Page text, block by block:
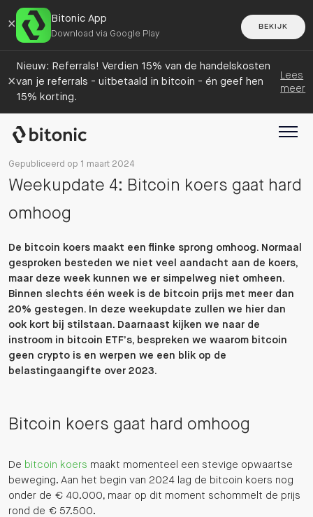
× Bitonic App
Download via Google Play
BEKIJK
×
Nieuw: Referrals! Verdien 15% van de handelskosten
van je referrals - uitbetaald in bitcoin - én geef hen
15% korting.
Lees
meer
Gepubliceerd op 1 maart 2024
Weekupdate 4: Bitcoin koers gaat hard
omhoog
De bitcoin koers maakt een flinke sprong omhoog. Normaal
gesproken besteden we niet veel aandacht aan de koers,
maar deze week kunnen we er simpelweg niet omheen.
Binnen slechts één week is de bitcoin prijs met meer dan
20% gestegen. In deze weekupdate zullen we hier dan
ook kort bij stilstaan. Daarnaast kijken we naar de
instroom in bitcoin ETF’s, bespreken we waarom bitcoin
geen crypto is en werpen we een blik op de
belastingaangifte over 2023.
Bitcoin koers gaat hard omhoog
De bitcoin koers maakt momenteel een stevige opwaartse
beweging. Aan het begin van 2024 lag de bitcoin koers nog
onder de € 40.000, maar op dit moment schommelt de prijs
rond de € 57.500.